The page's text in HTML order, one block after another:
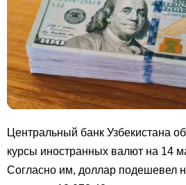
Центральный банк Узбекистана
курсы иностранных валют на 14
Согласно им, доллар подешевел